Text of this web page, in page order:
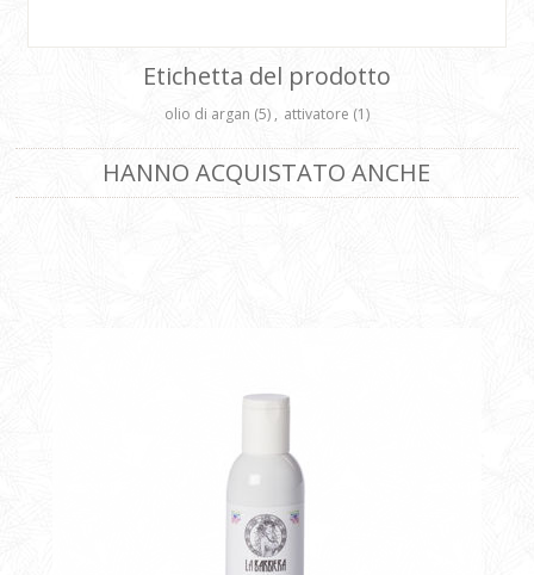
Etichetta del prodotto
olio di argan (5) , attivatore (1)
HANNO ACQUISTATO ANCHE